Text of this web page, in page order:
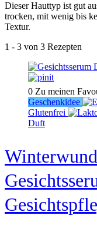
Dieser Hauttyp ist gut
trocken, mit wenig bis
Textur.
1 - 3 von 3 Rezepten
0 Zu meinen
Geschenkidee
Glutenfrei
Duft